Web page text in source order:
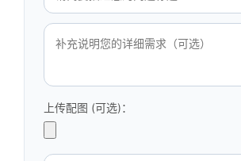
上传配图 (可选)：